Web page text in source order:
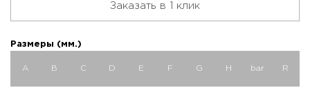
Заказать в 1 клик
Размеры (мм.)
A B C D E F G H bar R